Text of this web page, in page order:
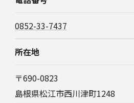
0852-33-7437
所在地
〒690-0823
島根県松江市西川津町1248